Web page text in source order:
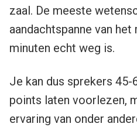
zaal. De meeste
aandachtspanne van
minuten echt weg is.
Je kan dus sprekers
points laten voorlezen,
ervaring van onder